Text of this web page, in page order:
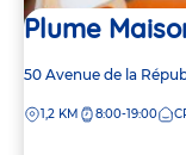
Plume
Adresse
la
50 Avenue de la
DISTANCE
1,2 KM 8:00-19:00